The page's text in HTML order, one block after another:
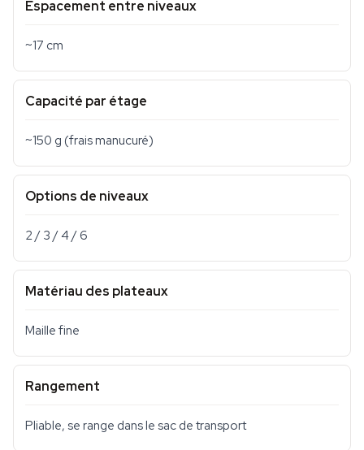
Espacement entre niveaux
~17 cm
Capacité par étage
~150 g (frais manucuré)
Options de niveaux
2 / 3 / 4 / 6
Matériau des plateaux
Maille fine
Rangement
Pliable, se range dans le sac de transport